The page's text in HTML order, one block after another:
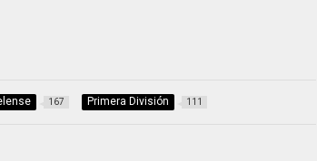
167 Primera División 111